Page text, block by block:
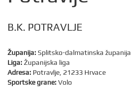
B.K. POTRAVLJE
Županija:Splitsko-dalmatinska županija
Liga:Županijska liga
Adresa: Potravlje, 21233 Hrvace
Sportske grane:Volo